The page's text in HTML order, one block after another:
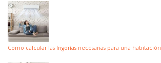
Como calcular las frigorías necesarias para una habitación